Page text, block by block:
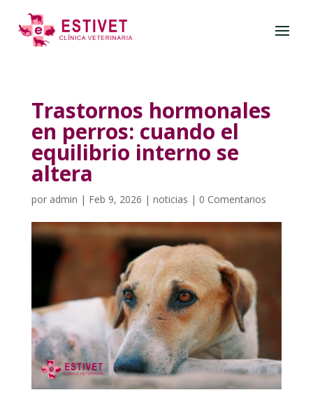
Trastornos hormonales
en perros: cuando el
equilibrio interno se
altera
por admin | Feb 9, 2026 | noticias | 0 Comentarios